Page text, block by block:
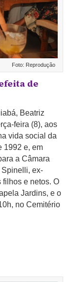
Foto: Reprodução
de
Beatriz
feira (8), aos
vida social da
1992 e, em
a Câmara
ex-
e netos. O
Jardins, e o
no Cemitério